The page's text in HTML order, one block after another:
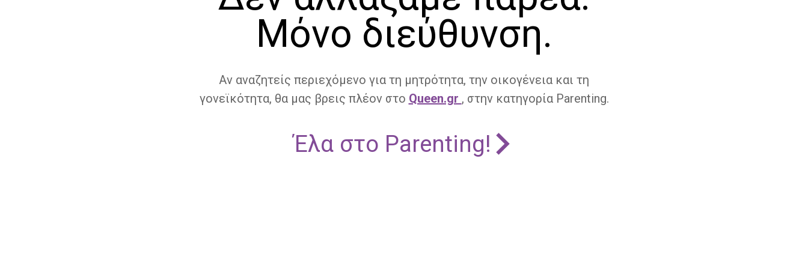
Μόνο διεύθυνση.
Αν αναζητείς περιεχόμενο για τη μητρότητα, την οικογένεια και τη
γονεϊκότητα, θα μας βρεις πλέον στο Queen.gr , στην κατηγορία Parenting.
Έλα στο Parenting!